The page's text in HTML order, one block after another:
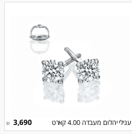
עגילי יהלום מעבדה 4.00 קארט 3,690
₪